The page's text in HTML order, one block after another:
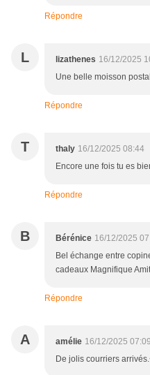
Répondre
L lizathenes 16/12/2025
Une belle moisson
Répondre
T thaly 16/12/2025 08:44
Encore une fois tu es
Répondre
B Bérénice 16/12/2025
Bel échange entre
cadeaux Magnifique
Répondre
A amélie 16/12/2025 07:09
De jolis courriers